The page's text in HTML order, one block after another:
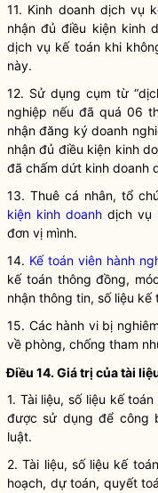
11. Kinh doanh dịch vụ
nhận đủ điều kiện kinh
dịch vụ kế toán khi
này.
12. Sử dụng cụm từ
nghiệp nếu đã quá 06
nhận đăng ký doanh
nhận đủ điều kiện kinh
đã chấm dứt kinh doanh
13. Thuê cá nhân, tổ
kiện kinh doanhdịch vụ
đơn vị mình.
14. Kế toán viên hành
kế toánthông đồng,
nhận thông tin, số liệu kế
15. Các hành vi bị
về phòng, chống tham
Điều 14. Giá trị của tài
1. Tài liệu, số liệu kế
được sử dụng để công
luật.
2. Tài liệu, số liệu kế toán
hoạch, dự toán, quyết